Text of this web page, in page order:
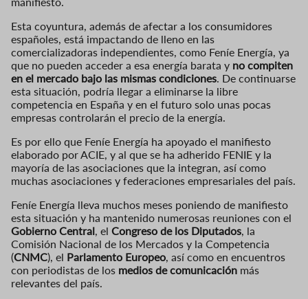
Esta coyuntura, además de afectar a los consumidores
españoles, está impactando de lleno en las
comercializadoras independientes, como Feníe Energía, ya
que no pueden acceder a esa energía barata y no compiten
en el mercado bajo las mismas condiciones . De continuarse
esta situación, podría llegar a eliminarse la libre
competencia en España y en el futuro solo unas pocas
empresas controlarán el precio de la energía.
Es por ello que Feníe Energía ha apoyado el manifiesto
elaborado por ACIE, y al que se ha adherido FENIE y la
mayoría de las asociaciones que la integran, así como
muchas asociaciones y federaciones empresariales del país.
Feníe Energía lleva muchos meses poniendo de manifiesto
esta situación y ha mantenido numerosas reuniones con el
Gobierno Central , el Congreso de los Diputados , la
Comisión Nacional de los Mercados y la Competencia
(CNMC), el Parlamento Europeo , así como en encuentros
con periodistas de los medios de comunicación más
relevantes del país.